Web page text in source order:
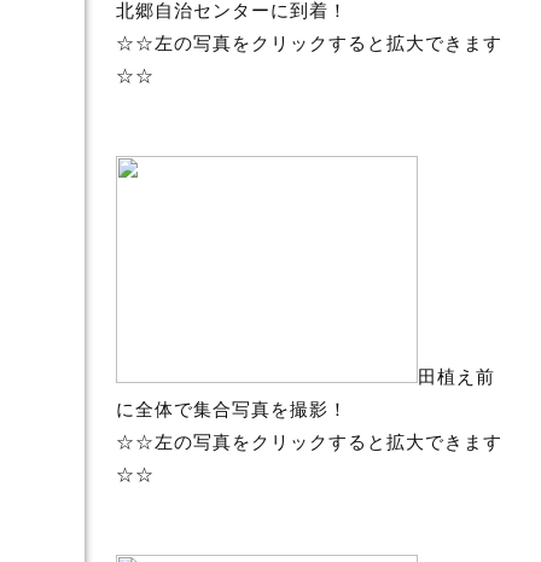
北郷自治センターに到着！
☆☆左の写真をクリックすると拡大できます
☆☆
田植え前
に全体で集合写真を撮影！
☆☆左の写真をクリックすると拡大できます
☆☆